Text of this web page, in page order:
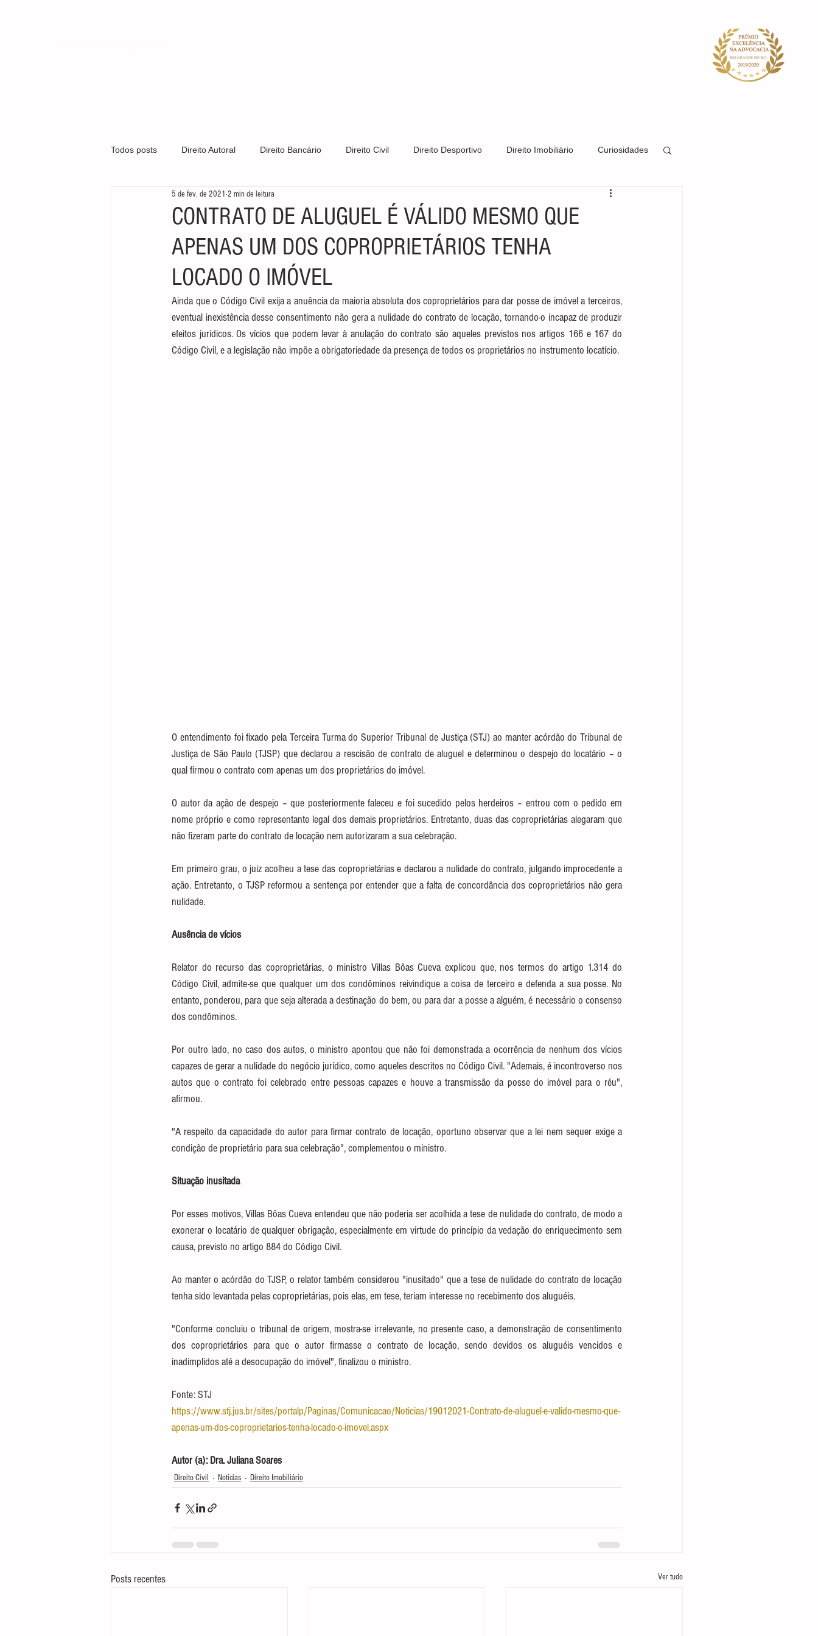
Todos posts Direito Autoral Direito Bancário Direito Civil Direito Desportivo Direito Imobiliário Curiosidades
Direito Médico Direito Trabalhista Direito Societário
Gestão Organizacional Marcas e Patentes Notícias LGPD Direito Constitucional
Direito Empresarial
CONTRATO DE ALUGUEL É VÁLIDO MESMO QUE
APENAS UM DOS COPROPRIETÁRIOS TENHA
LOCADO O IMÓVEL
5 de fev. de 2021 2 min de leitura
Ainda que o Código Civil exija a anuência da maioria absoluta dos coproprietários para dar posse de imóvel a terceiros,
eventual inexistência desse consentimento não gera a nulidade do contrato de locação, tornando-o incapaz de produzir
efeitos jurídicos. Os vícios que podem levar à anulação do contrato são aqueles previstos nos artigos 166 e 167 do
Código Civil, e a legislação não impõe a obrigatoriedade da presença de todos os proprietários no instrumento locatício.
O entendimento foi fixado pela Terceira Turma do Superior Tribunal de Justiça (STJ) ao manter acórdão do Tribunal de
Justiça de São Paulo (TJSP) que declarou a rescisão de contrato de aluguel e determinou o despejo do locatário – o
qual firmou o contrato com apenas um dos proprietários do imóvel.
O autor da ação de despejo – que posteriormente faleceu e foi sucedido pelos herdeiros – entrou com o pedido em
nome próprio e como representante legal dos demais proprietários. Entretanto, duas das coproprietárias alegaram que
não fizeram parte do contrato de locação nem autorizaram a sua celebração.
Em primeiro grau, o juiz acolheu a tese das coproprietárias e declarou a nulidade do contrato, julgando improcedente a
ação. Entretanto, o TJSP reformou a sentença por entender que a falta de concordância dos coproprietários não gera
nulidade.
Ausência de ví​​cios
Relator do recurso das coproprietárias, o ministro Villas Bôas Cueva explicou que, nos termos do artigo 1.314 do
Código Civil, admite-se que qualquer um dos condôminos reivindique a coisa de terceiro e defenda a sua posse. No
entanto, ponderou, para que seja alterada a destinação do bem, ou para dar a posse a alguém, é necessário o consenso
dos condôminos.
Por outro lado, no caso dos autos, o ministro apontou que não foi demonstrada a ocorrência de nenhum dos vícios
capazes de gerar a nulidade do negócio jurídico, como aqueles descritos no Código Civil. "Ademais, é incontroverso nos
autos que o contrato foi celebrado entre pessoas capazes e houve a transmissão da posse do imóvel para o réu",
afirmou.
"A respeito da capacidade do autor para firmar contrato de locação, oportuno observar que a lei nem sequer exige a
condição de proprietário para sua celebração", complementou o ministro.
Situação inu​​sitada
Por esses motivos, Villas Bôas Cueva entendeu que não poderia ser acolhida a tese de nulidade do contrato, de modo a
exonerar o locatário de qualquer obrigação, especialmente em virtude do princípio da vedação do enriquecimento sem
causa, previsto no artigo 884 do Código Civil.
Ao manter o acórdão do TJSP, o relator também considerou "inusitado" que a tese de nulidade do contrato de locação
tenha sido levantada pelas coproprietárias, pois elas, em tese, teriam interesse no recebimento dos aluguéis.
"Conforme concluiu o tribunal de origem, mostra-se irrelevante, no presente caso, a demonstração de consentimento
dos coproprietários para que o autor firmasse o contrato de locação, sendo devidos os aluguéis vencidos e
inadimplidos até a desocupação do imóvel", finalizou o ministro.
Fonte: STJ
https://www.stj.jus.br/sites/portalp/Paginas/Comunicacao/Noticias/19012021-Contrato-de-aluguel-e-valido-mesmo-que-
apenas-um-dos-coproprietarios-tenha-locado-o-imovel.aspx
Autor (a): Dra. Juliana Soares
Direito Civil Notícias Direito Imobiliário
Posts recentes Ver tudo